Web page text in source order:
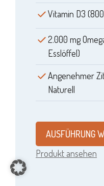
Vitamin D3
2.000 mg
Esslöffel)
Angenehmer
Naturell
AUSFÜHRUNG
Produkt ansehen
Item added to cart.
0 items -